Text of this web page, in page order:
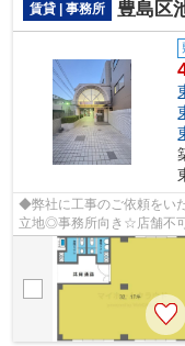
賃貸 | 事務所 豊島区
◆弊社に工事のご依頼をい
立地◎事務所向き☆店舗不
件のご提案が可能です◇お